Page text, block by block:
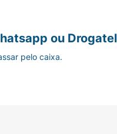
ou Drogatel
pelo caixa.